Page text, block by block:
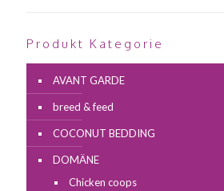
Produkt Kategorie
AVANT GARDE
breed & feed
COCONUT BEDDING
DOMÄNE
Chicken coops